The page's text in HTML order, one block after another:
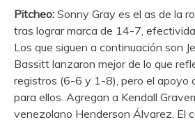
Pitcheo: Sonny Gray es el as de la
tras lograr marca de 14-7,
Los que siguen a continuación son
Bassitt lanzaron mejor de lo que
registros (6-6 y 1-8), pero el apoyo
para ellos. Agregan a Kendall
venezolano Henderson Álvarez. El